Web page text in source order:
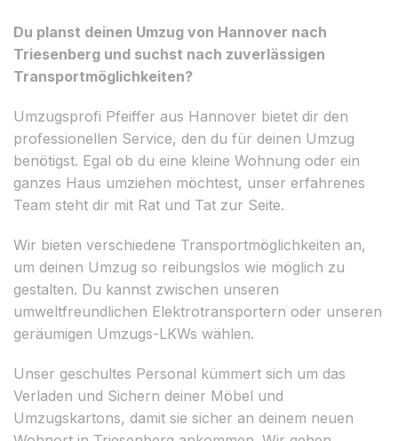
Du planst deinen Umzug von Hannover nach
Triesenberg und suchst nach zuverlässigen
Transportmöglichkeiten?
Umzugsprofi Pfeiffer aus Hannover bietet dir den
professionellen Service, den du für deinen Umzug
benötigst. Egal ob du eine kleine Wohnung oder ein
ganzes Haus umziehen möchtest, unser erfahrenes
Team steht dir mit Rat und Tat zur Seite.
Wir bieten verschiedene Transportmöglichkeiten an,
um deinen Umzug so reibungslos wie möglich zu
gestalten. Du kannst zwischen unseren
umweltfreundlichen Elektrotransportern oder unseren
geräumigen Umzugs-LKWs wählen.
Unser geschultes Personal kümmert sich um das
Verladen und Sichern deiner Möbel und
Umzugskartons, damit sie sicher an deinem neuen